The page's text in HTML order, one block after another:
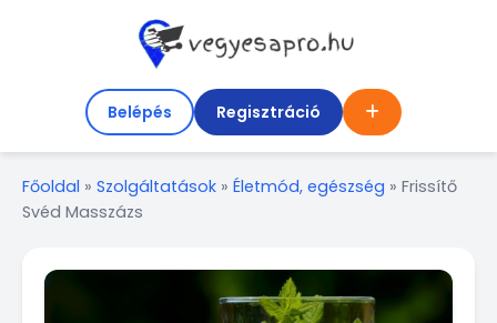
Belépés Regisztráció
Főoldal » Szolgáltatások » Életmód, egészség » Frissítő
Svéd Masszázs